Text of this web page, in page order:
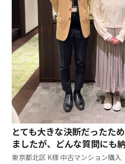
とても大きな決断だったた
ましたが、どんな質問にも
東京都北区 K様 中古マンション購入